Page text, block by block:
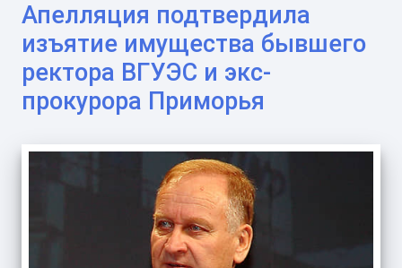
Апелляция подтвердила
изъятие имущества бывшего
ректора ВГУЭС и экс-
прокурора Приморья